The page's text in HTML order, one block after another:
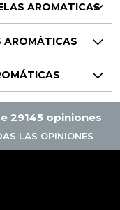
AROMATICAS
AROMÁTICAS
29145 opiniones
LAS OPINIONES